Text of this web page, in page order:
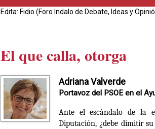
Edita: Fidio (Foro Indalo de Debate, Ideas y
El que calla, otorga
Adriana Valverde
Portavoz del PSOE en el
Ante el escándalo de la
Diputación, ¿debe dimitir